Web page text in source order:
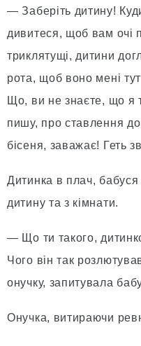
— Заберіть дитину!
дивитеся, щоб вам очі
триклятущі, дитини
рота, щоб воно мені
Що, ви не знаєте, що я
пишу, про ставлення
бісеня, заважає! Геть
Дитинка в плач,
дитину та з кімнати.
— Що ти такого,
Чого він так
онучку, запитувала
Онучка, витираючи